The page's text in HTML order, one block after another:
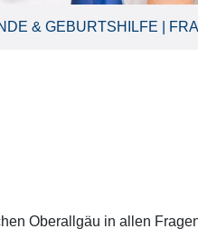
& GEBURTSHILFE
Oberallgäu in allen